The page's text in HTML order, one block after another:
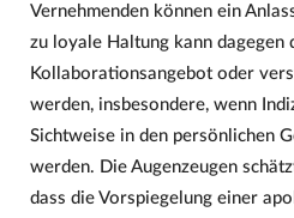
Vernehmenden können ein
zu loyale Haltung kann dagegen
Kollaborationsangebot oder
werden, insbesondere, wenn
Sichtweise in den persönlichen
werden. Die Augenzeugen
dass die Vorspiegelung einer